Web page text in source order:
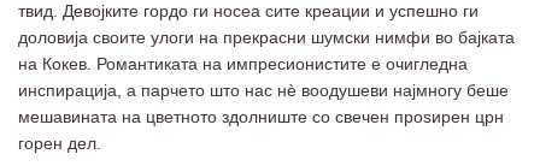
твид. Девојките гордо ги носеа сите креации и успешно ги
доловија своите улоги на прекрасни шумски нимфи во бајката
на Кокев. Романтиката на импресионистите е очигледна
инспирација, а парчето што нас нѐ воодушеви најмногу беше
мешавината на цветното здолниште со свечен проѕирен црн
горен дел.